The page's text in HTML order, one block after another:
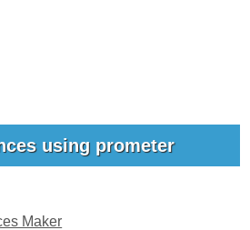
using prometer
Maker